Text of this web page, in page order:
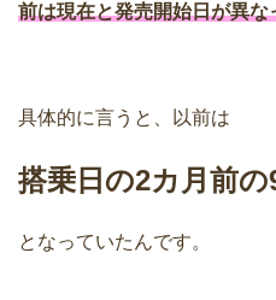
前は現在と発売開始日が異な
具体的に言うと、以前は
搭乗日の2カ月前
となっていたんです。